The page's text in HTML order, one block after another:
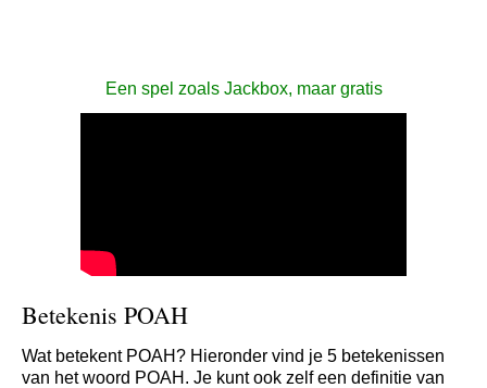
Een spel zoals Jackbox, maar gratis
Betekenis POAH
Wat betekent POAH? Hieronder vind je 5 betekenissen
van het woord POAH. Je kunt ook zelf een definitie van